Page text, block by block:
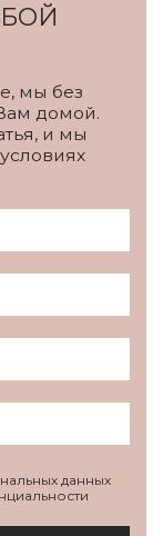
мы без
домой.
и мы
данных